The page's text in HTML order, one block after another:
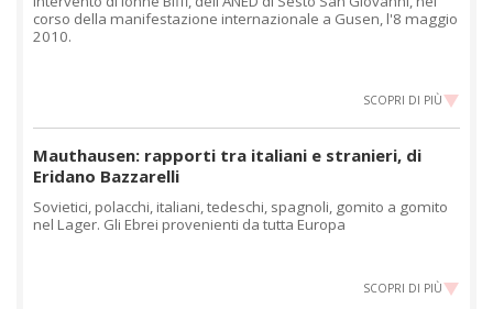
corso della manifestazione internazionale a Gusen, l'8 maggio
2010.
SCOPRI DI PIÙ
Mauthausen: rapporti tra italiani e stranieri, di
Eridano Bazzarelli
Sovietici, polacchi, italiani, tedeschi, spagnoli, gomito a gomito
nel Lager. Gli Ebrei provenienti da tutta Europa
SCOPRI DI PIÙ